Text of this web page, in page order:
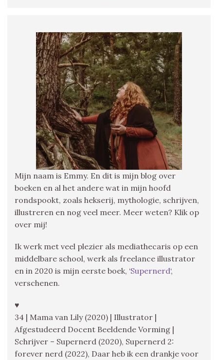
Mijn naam is Emmy. En dit is mijn blog over
boeken en al het andere wat in mijn hoofd
rondspookt, zoals hekserij, mythologie, schrijven,
illustreren en nog veel meer. Meer weten? Klik op
over mij!
Ik werk met veel plezier als mediathecaris op een
middelbare school, werk als freelance illustrator
en in 2020 is mijn eerste boek, ‘Supernerd‘,
verschenen.
♥
34 | Mama van Lily (2020) | Illustrator |
Afgestudeerd Docent Beeldende Vorming |
Schrijver – Supernerd (2020), Supernerd 2:
forever nerd (2022), Daar heb ik een drankje voor